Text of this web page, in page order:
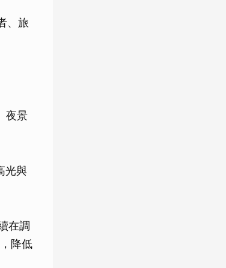
、旅
夜景
光與
在調
降低